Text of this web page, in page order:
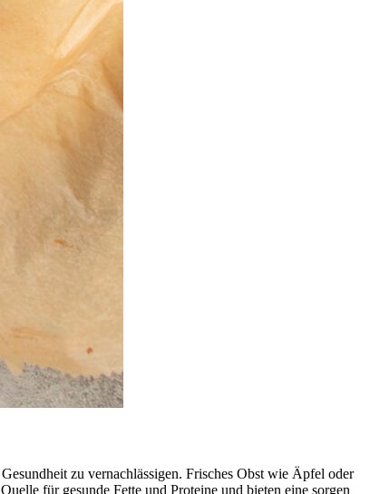
zu vernachlässigen. Frisches Obst wie Äpfel oder
für gesunde Fette und Proteine und bieten eine sorgen